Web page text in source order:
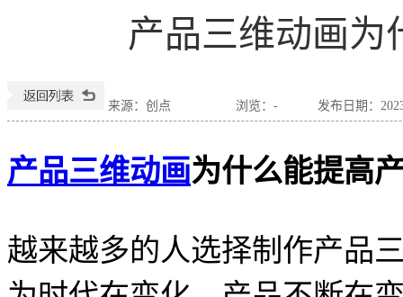
产品三维动画为
来源：创点 浏览： - 发布日期：
产品三维动画为什么能提高
越来越多的人选择制作产品